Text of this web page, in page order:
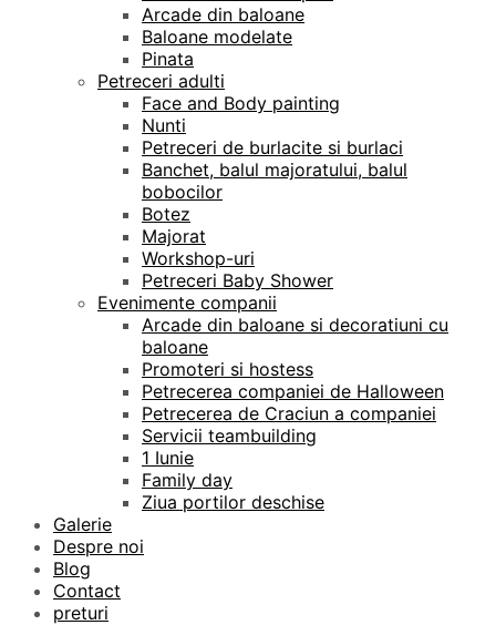
Arcade din baloane
Baloane modelate
Pinata
Petreceri adulti
Face and Body painting
Nunti
Petreceri de burlacite si burlaci
Banchet, balul majoratului, balul
bobocilor
Botez
Majorat
Workshop-uri
Petreceri Baby Shower
Evenimente companii
Arcade din baloane si decoratiuni cu
baloane
Promoteri si hostess
Petrecerea companiei de Halloween
Petrecerea de Craciun a companiei
Servicii teambuilding
1 Iunie
Family day
Ziua portilor deschise
Galerie
Despre noi
Blog
Contact
preturi